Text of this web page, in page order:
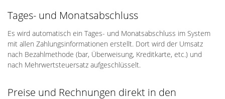
Tages- und Monatsabschluss
Es wird automatisch ein Tages- und Monatsabschluss im System
mit allen Zahlungsinformationen erstellt. Dort wird der Umsatz
nach Bezahlmethode (bar, Überweisung, Kreditkarte, etc.) und
nach Mehrwertsteuersatz aufgeschlüsselt.
Preise und Rechnungen direkt in den